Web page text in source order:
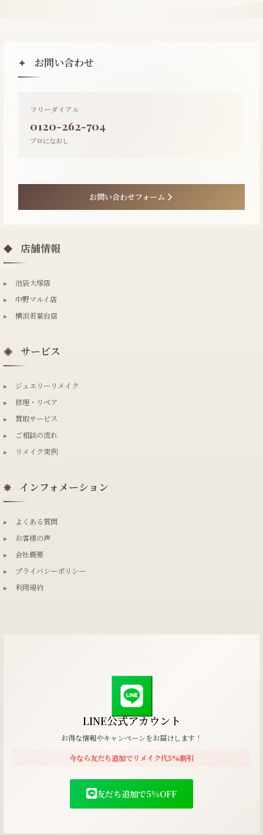
✦ お問い合わせ
フリーダイアル
0120-262-704
プロになおし
お問い合わせフォーム
◆ 店舗情報
▸
池袋大塚店
▸
中野マルイ店
▸
横浜若葉台店
◈ サービス
▸
ジュエリーリメイク
▸
修理・リペア
▸
買取サービス
▸
ご相談の流れ
▸
リメイク実例
❋ インフォメーション
▸
よくある質問
▸
お客様の声
▸
会社概要
▸
プライバシーポリシー
▸
利用規約
LINE公式アカウント
お得な情報やキャンペーンをお届けします！
今なら友だち追加でリメイク代5%割引
友だち追加で5%OFF